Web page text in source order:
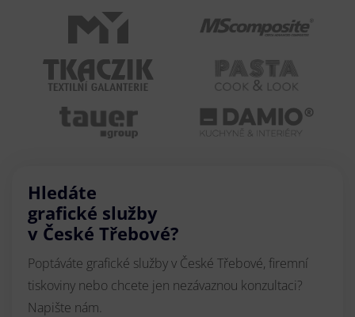
Hledáte
grafické služby
v České Třebové?
Poptáváte grafické služby v České Třebové, firemní
tiskoviny nebo chcete jen nezávaznou konzultaci?
Napište nám.